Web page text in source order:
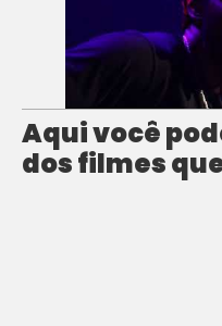
Aqui você
dos filmes